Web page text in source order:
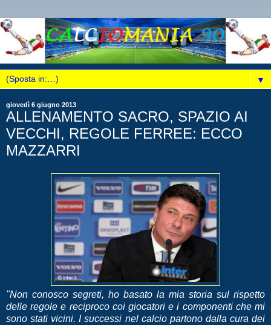
▼
giovedì 6 giugno 2013
ALLENAMENTO SACRO, SPAZIO AI
VECCHI, REGOLE FERREE: ECCO
MAZZARRI
"Non conosco segreti, ho basato la mia storia sul rispetto
delle regole e reciproco coi giocatori e i componenti che mi
sono stati vicini. I successi nel calcio partono dalla cura dei